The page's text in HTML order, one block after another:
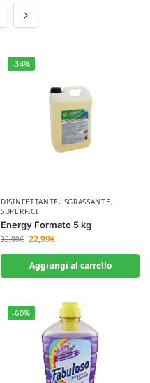
-34%
DISINFETTANTE, SGRASSANTE,
SUPERFICI
Energy Formato 5 kg
35,00€ 22,99€
Aggiungi al carrello
-60%